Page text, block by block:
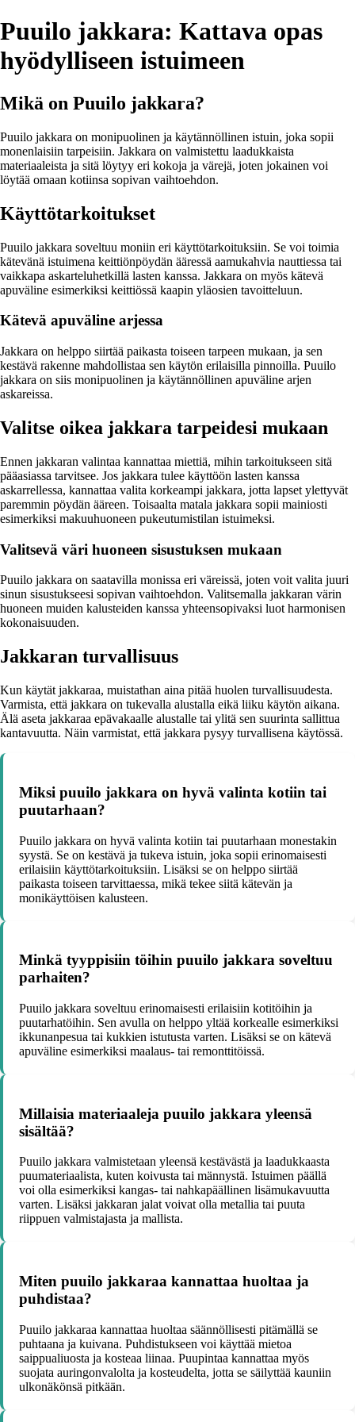
Puuilo jakkara: Kattava opas
hyödylliseen istuimeen
Mikä on Puuilo jakkara?
Puuilo jakkara on monipuolinen ja käytännöllinen istuin, joka sopii
monenlaisiin tarpeisiin. Jakkara on valmistettu laadukkaista
materiaaleista ja sitä löytyy eri kokoja ja värejä, joten jokainen voi
löytää omaan kotiinsa sopivan vaihtoehdon.
Käyttötarkoitukset
Puuilo jakkara soveltuu moniin eri käyttötarkoituksiin. Se voi toimia
kätevänä istuimena keittiönpöydän ääressä aamukahvia nauttiessa tai
vaikkapa askarteluhetkillä lasten kanssa. Jakkara on myös kätevä
apuväline esimerkiksi keittiössä kaapin yläosien tavoitteluun.
Kätevä apuväline arjessa
Jakkara on helppo siirtää paikasta toiseen tarpeen mukaan, ja sen
kestävä rakenne mahdollistaa sen käytön erilaisilla pinnoilla. Puuilo
jakkara on siis monipuolinen ja käytännöllinen apuväline arjen
askareissa.
Valitse oikea jakkara tarpeidesi mukaan
Ennen jakkaran valintaa kannattaa miettiä, mihin tarkoitukseen sitä
pääasiassa tarvitsee. Jos jakkara tulee käyttöön lasten kanssa
askarrellessa, kannattaa valita korkeampi jakkara, jotta lapset ylettyvät
paremmin pöydän ääreen. Toisaalta matala jakkara sopii mainiosti
esimerkiksi makuuhuoneen pukeutumistilan istuimeksi.
Valitsevä väri huoneen sisustuksen mukaan
Puuilo jakkara on saatavilla monissa eri väreissä, joten voit valita juuri
sinun sisustukseesi sopivan vaihtoehdon. Valitsemalla jakkaran värin
huoneen muiden kalusteiden kanssa yhteensopivaksi luot harmonisen
kokonaisuuden.
Jakkaran turvallisuus
Kun käytät jakkaraa, muistathan aina pitää huolen turvallisuudesta.
Varmista, että jakkara on tukevalla alustalla eikä liiku käytön aikana.
Älä aseta jakkaraa epävakaalle alustalle tai ylitä sen suurinta sallittua
kantavuutta. Näin varmistat, että jakkara pysyy turvallisena käytössä.
Miksi puuilo jakkara on hyvä valinta kotiin tai
puutarhaan?
Puuilo jakkara on hyvä valinta kotiin tai puutarhaan monestakin
syystä. Se on kestävä ja tukeva istuin, joka sopii erinomaisesti
erilaisiin käyttötarkoituksiin. Lisäksi se on helppo siirtää
paikasta toiseen tarvittaessa, mikä tekee siitä kätevän ja
monikäyttöisen kalusteen.
Minkä tyyppisiin töihin puuilo jakkara soveltuu
parhaiten?
Puuilo jakkara soveltuu erinomaisesti erilaisiin kotitöihin ja
puutarhatöihin. Sen avulla on helppo yltää korkealle esimerkiksi
ikkunanpesua tai kukkien istutusta varten. Lisäksi se on kätevä
apuväline esimerkiksi maalaus- tai remonttitöissä.
Millaisia materiaaleja puuilo jakkara yleensä
sisältää?
Puuilo jakkara valmistetaan yleensä kestävästä ja laadukkaasta
puumateriaalista, kuten koivusta tai männystä. Istuimen päällä
voi olla esimerkiksi kangas- tai nahkapäällinen lisämukavuutta
varten. Lisäksi jakkaran jalat voivat olla metallia tai puuta
riippuen valmistajasta ja mallista.
Miten puuilo jakkaraa kannattaa huoltaa ja
puhdistaa?
Puuilo jakkaraa kannattaa huoltaa säännöllisesti pitämällä se
puhtaana ja kuivana. Puhdistukseen voi käyttää mietoa
saippualiuosta ja kosteaa liinaa. Puupintaa kannattaa myös
suojata auringonvalolta ja kosteudelta, jotta se säilyttää kauniin
ulkonäkönsä pitkään.